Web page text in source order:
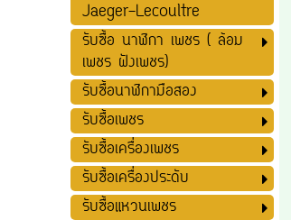
Jaeger-Lecoultre
รับซื้อ นาฬิกา เพชร ( ล้อม
เพชร ฝังเพชร)
รับซื้อนาฬิกามือสอง
รับซื้อเพชร
รับซื้อเครื่องเพชร
รับซื้อเครื่องประดับ
รับซื้อแหวนเพชร